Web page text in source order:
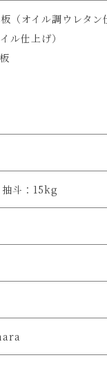
（オイル調ウレタン
ル仕上げ）
斗：15kg